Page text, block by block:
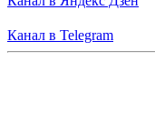
Канал в Telegram